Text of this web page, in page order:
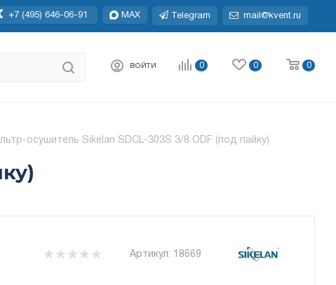
+7 (495) 646-06-91 MAX Telegram mail@kvent.ru
ВОЙТИ 0 0 0
осушитель Sikelan SDCL-303S 3/8 ODF (под пайку)
Артикул: 18669